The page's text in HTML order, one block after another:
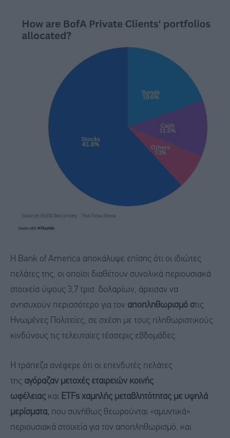
Η Bank of America αποκάλυψε επίσης ότι οι ιδιώτες
πελάτες της, οι οποίοι διαθέτουν συνολικά περιουσιακά
στοιχεία ύψους 3,7 τρισ. δολαρίων, άρχισαν να
ανησυχούν περισσότερο για τον αποπληθωρισμό στις
Ηνωμένες Πολιτείες, σε σχέση με τους πληθωριστικούς
κινδύνους τις τελευταίες τέσσερις εβδομάδες.
Η τράπεζα ανέφερε ότι οι επενδυτές πελάτες
της αγόραζαν μετοχές εταιρειών κοινής
ωφέλειας και ETFs χαμηλής μεταβλητότητας με υψηλά
μερίσματα, που συνήθως θεωρούνται «αμυντικά»
περιουσιακά στοιχεία για τον αποπληθωρισμό, και